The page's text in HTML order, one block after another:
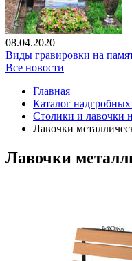
08.04.2020
Виды гравировки на
Все новости
Главная
Каталог
Столики и лавочки
Лавочки
Лавочки